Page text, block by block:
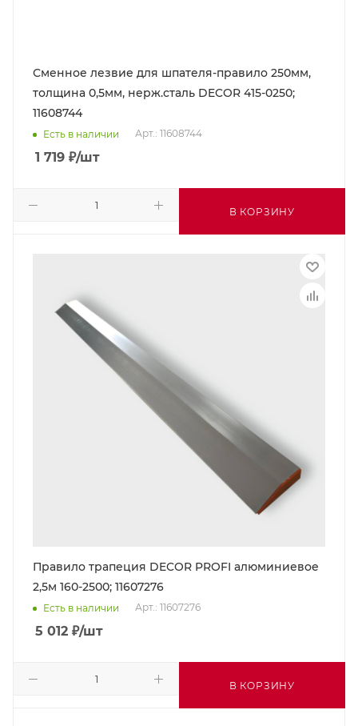
Сменное лезвие для шпателя-правило 250мм,
толщина 0,5мм, нерж.сталь DECOR 415-0250;
11608744
Есть в наличии Арт.: 11608744
1 719 ₽/шт
В КОРЗИНУ
Правило трапеция DECOR PROFI алюминиевое
2,5м 160-2500; 11607276
Есть в наличии Арт.: 11607276
5 012 ₽/шт
В КОРЗИНУ